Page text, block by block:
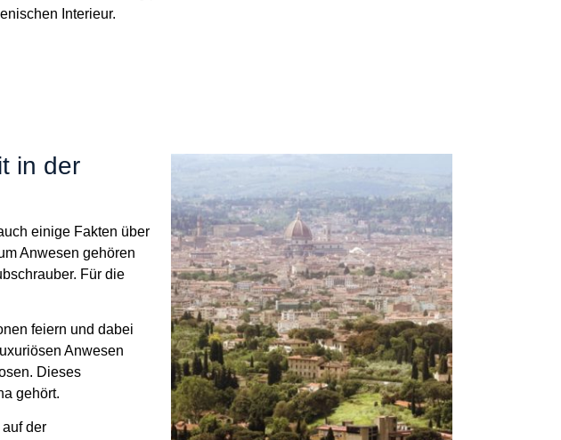
Interieur.
in der
einige Fakten über
Anwesen gehören
Für die
feiern und dabei
Anwesen
Dieses
gehört.
der